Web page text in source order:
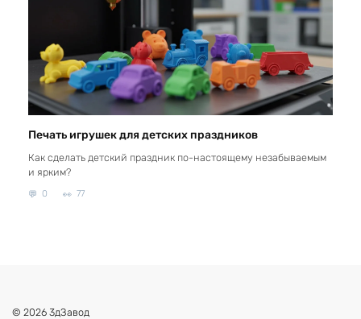
Печать игрушек для детских праздников
Как сделать детский праздник по-настоящему незабываемым
и ярким?
0 77
© 2026 3дЗавод